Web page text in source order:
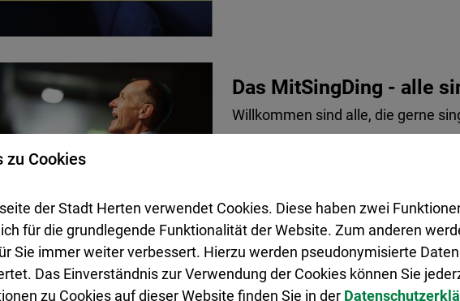
Das MitSingDing - alle
Willkommen sind alle, die gerne
zu Cookies
der Stadt Herten verwendet Cookies. Diese haben zwei
für die grundlegende Funktionalität der Website. Zum anderen
Sie immer weiter verbessert. Hierzu werden pseudonymisierte
Das Einverständnis zur Verwendung der Cookies können Sie
zu Cookies auf dieser Website finden Sie in der